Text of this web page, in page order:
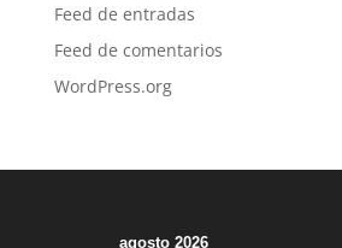
Feed de entradas
Feed de comentarios
WordPress.org
agosto 2026